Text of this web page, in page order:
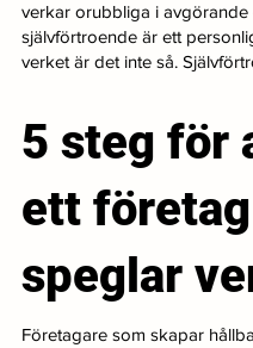
verkar orubbliga i
självförtroende är ett
verket är det inte så.
5 steg för
ett
speglar
Företagare som skapar